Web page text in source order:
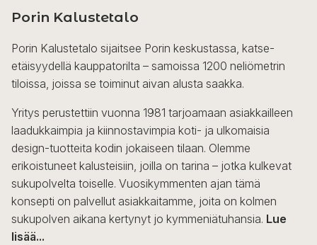
muunnelma.
tehdä
valinnat
tuotteen
sivulla.
Porin Kalustetalo
Porin Kalustetalo sijaitsee Porin keskustassa, katse-
etäisyydellä kauppatorilta – samoissa 1200 neliömetrin
tiloissa, joissa se toiminut aivan alusta saakka.
Yritys perustettiin vuonna 1981 tarjoamaan asiakkailleen
laadukkaimpia ja kiinnostavimpia koti- ja ulkomaisia
design-tuotteita kodin jokaiseen tilaan. Olemme
erikoistuneet kalusteisiin, joilla on tarina – jotka kulkevat
sukupolvelta toiselle. Vuosikymmenten ajan tämä
konsepti on palvellut asiakkaitamme, joita on kolmen
sukupolven aikana kertynyt jo kymmeniätuhansia. Lue
lisää...